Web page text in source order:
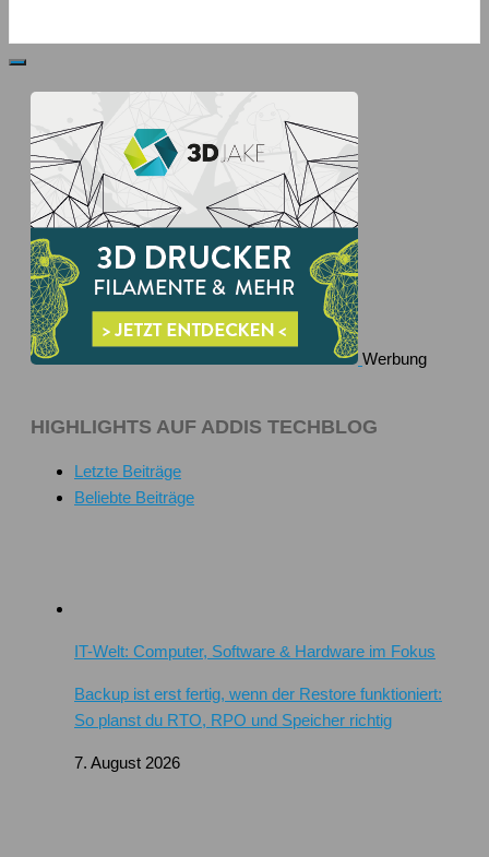
Werbung
HIGHLIGHTS AUF ADDIS TECHBLOG
Letzte Beiträge
Beliebte Beiträge
IT-Welt: Computer, Software & Hardware im Fokus
Backup ist erst fertig, wenn der Restore funktioniert:
So planst du RTO, RPO und Speicher richtig
7. August 2026